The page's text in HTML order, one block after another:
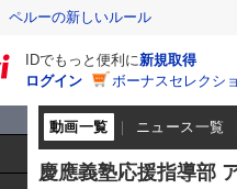
ルーの新しいルール
IDでもっと便利に新規取得
ログイン
ボーナスセレクシ
動画一覧 ニュース一覧
慶應義塾応援指導部